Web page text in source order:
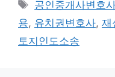
공인중개사변호
용, 유치권변호사, 재
토지인도소송